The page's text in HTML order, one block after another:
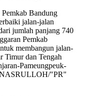
Pemkab Bandung
jalan-jalan
jumlah panjang 740
Pemkab
membangun jalan-
Timur dan Tengah
Pameungpeuk-
"PR"